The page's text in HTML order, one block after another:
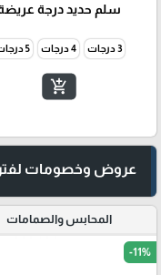
سلم حديد درجة
3 درجات 4 درجات 5 درجات
add_shopping_cart
عروض وخصومات
المحابس والصمامات
-11%